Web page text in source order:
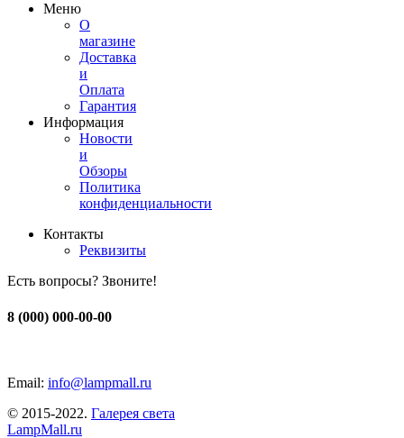
Меню
О
магазине
Доставка
и
Оплата
Гарантия
Информация
Новости
и
Обзоры
Политика
конфиденциальности
Контакты
Реквизиты
Есть вопросы? Звоните!
8 (000) 000-00-00
Email: info@lampmall.ru
© 2015-2022. Галерея света
LampMall.ru